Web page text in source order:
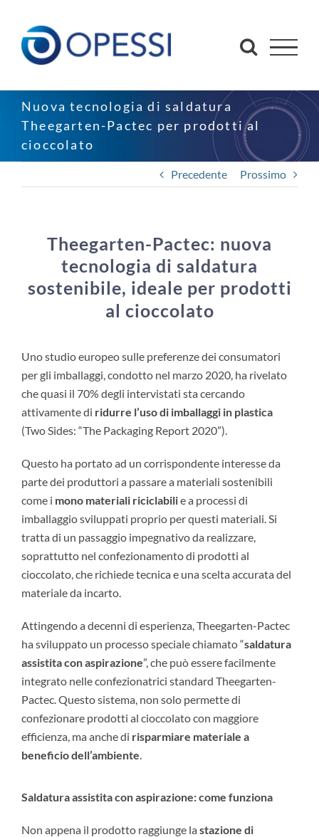
contenuto
Nuova tecnologia di saldatura
Theegarten-Pactec per prodotti al
cioccolato
Precedente Prossimo
Theegarten-Pactec: nuova
tecnologia di saldatura
sostenibile, ideale per prodotti
al cioccolato
Uno studio europeo sulle preferenze dei consumatori
per gli imballaggi, condotto nel marzo 2020, ha rivelato
che quasi il 70% degli intervistati sta cercando
attivamente di ridurre l’uso di imballaggi in plastica
(Two Sides: “The Packaging Report 2020”).
Questo ha portato ad un corrispondente interesse da
parte dei produttori a passare a materiali sostenibili
come i mono materiali riciclabilie a processi di
imballaggio sviluppati proprio per questi materiali. Si
tratta di un passaggio impegnativo da realizzare,
soprattutto nel confezionamento di prodotti al
cioccolato, che richiede tecnica e una scelta accurata del
materiale da incarto.
Attingendo a decenni di esperienza, Theegarten-Pactec
ha sviluppato un processo speciale chiamato “saldatura
assistita con aspirazione”, che può essere facilmente
integrato nelle confezionatrici standard Theegarten-
Pactec. Questo sistema, non solo permette di
confezionare prodotti al cioccolato con maggiore
efficienza, ma anche di risparmiare materiale a
beneficio dell’ambiente.
Saldatura assistita con aspirazione: come funziona
Non appena il prodotto raggiunge la stazione di